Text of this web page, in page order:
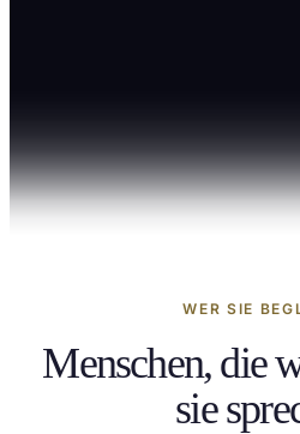
WER SIE
Menschen, die
sie